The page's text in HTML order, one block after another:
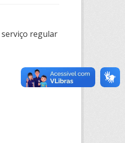
serviço regular